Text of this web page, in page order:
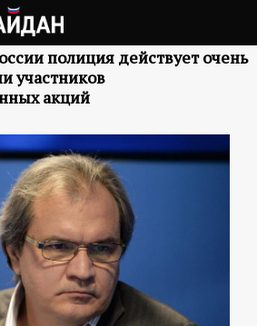
полиция действует очень
участников
акций